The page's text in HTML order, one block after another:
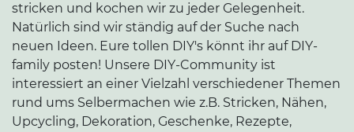
stricken und kochen wir zu jeder Gelegenheit.
Natürlich sind wir ständig auf der Suche nach
neuen Ideen. Eure tollen DIY's könnt ihr auf DIY-
family posten! Unsere DIY-Community ist
interessiert an einer Vielzahl verschiedener Themen
rund ums Selbermachen wie z.B. Stricken, Nähen,
Upcycling, Dekoration, Geschenke, Rezepte,